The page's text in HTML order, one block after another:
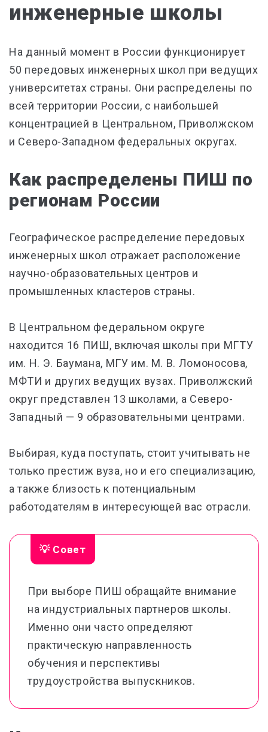
инженерные школы
На данный момент в России функционирует
50 передовых инженерных школ при ведущих
университетах страны. Они распределены по
всей территории России, с наибольшей
концентрацией в Центральном, Приволжском
и Северо-Западном федеральных округах.
Как распределены ПИШ по
регионам России
Географическое распределение передовых
инженерных школ отражает расположение
научно-образовательных центров и
промышленных кластеров страны.
В Центральном федеральном округе
находится 16 ПИШ, включая школы при МГТУ
им. Н. Э. Баумана, МГУ им. М. В. Ломоносова,
МФТИ и других ведущих вузах. Приволжский
округ представлен 13 школами, а Северо-
Западный — 9 образовательными центрами.
Выбирая, куда поступать, стоит учитывать не
только престиж вуза, но и его специализацию,
а также близость к потенциальным
работодателям в интересующей вас отрасли.
💡 Совет
При выборе ПИШ обращайте внимание
на индустриальных партнеров школы.
Именно они часто определяют
практическую направленность
обучения и перспективы
трудоустройства выпускников.